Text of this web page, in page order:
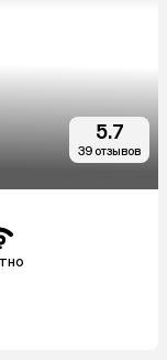
5.7
39 отзывов